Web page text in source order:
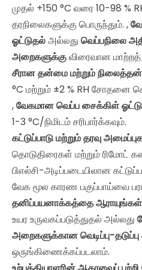
முதல் +150 °C வரை 10-98 %
தரநிலைகளுக்கு பொருந்தும். ,
ஓட்டுதல்அல்லது வெப்பநிலை
அறைகளுக்குவிரைவான மாற்றத்
சீரான தன்மை மற்றும்
°C மற்றும் ±2 % RH சோதனை
,வேகமான வெப்ப சைக்கிள்
1-3 °C/நிமிடம் சரிபார்க்கவும்.
கட்டுப்பாடு மற்றும் தரவு
தொடுதிரைகள் மற்றும் ரிமோட்
பிஎல்சி-அடிப்படையிலான
வேக மூல காரண பகுப்பாய்வை
தனிப்பயனாக்கத்தை
உயர உருவகப்படுத்துதல் அல்லது
அறைகளுக்கான வெடிப்பு-
ஒருங்கிணைக்கப்படலாம்.